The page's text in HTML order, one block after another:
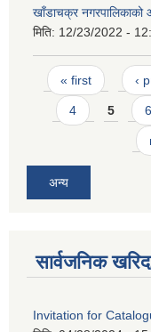
खाँडाचक्र नगरपालिकाको
मिति: 12/23/2022 -
Pages
« first ‹
4 5 6
अन्य
सार्वजनिक
Invitation for